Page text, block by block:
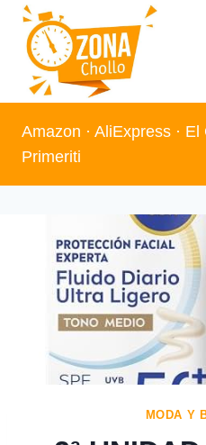
Saltar
contenido
Amazon · AliExpress · El
Primeriti
MODA Y